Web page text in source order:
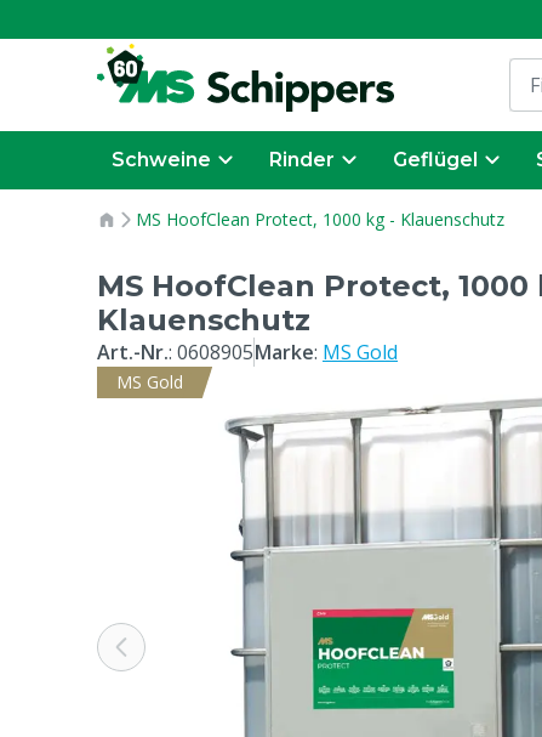
Schweine Rinder Geflügel
MS HoofClean Protect, 1000 kg - Klauenschutz
MS HoofClean Protect, 1000
Klauenschutz
Art.-Nr.: 0608905Marke: MS Gold
MS Gold